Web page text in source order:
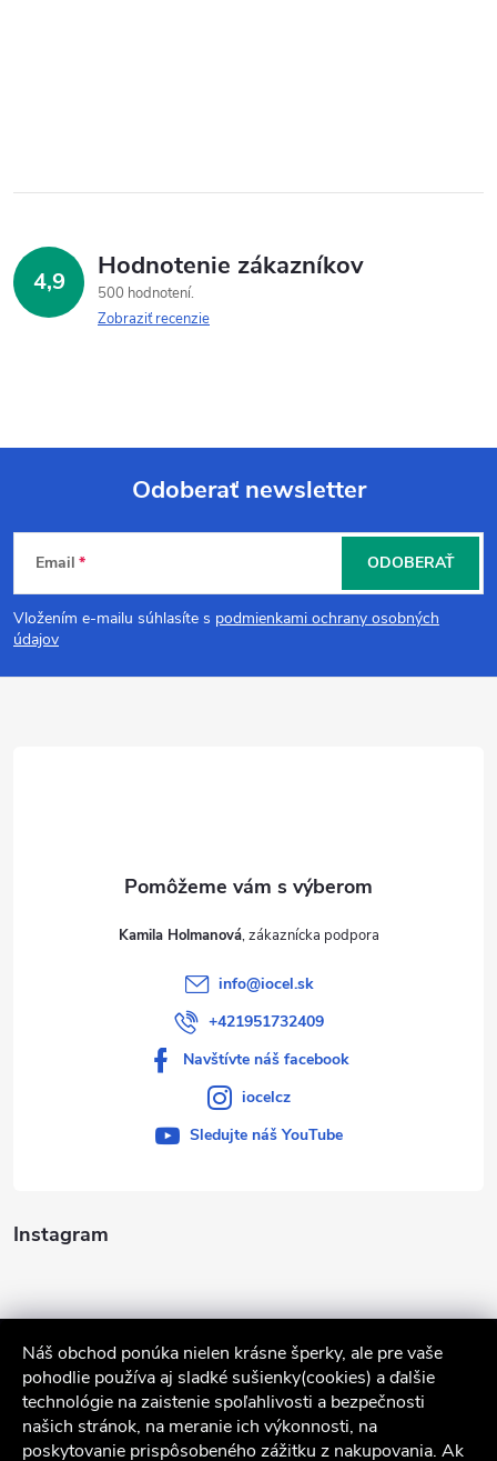
Náš obchod ponúka nielen krásne šperky, ale pre vaše
pohodlie používa aj sladké sušienky(cookies) a ďalšie
technológie na zaistenie spoľahlivosti a bezpečnosti
našich stránok, na meranie ich výkonnosti, na
poskytovanie prispôsobeného zážitku z nakupovania. Ak
4,9 Hodnotenie zákazníkov
500 hodnotení
Zobraziť recenzie
Z
á
p
Odoberať newsletter
Email
Vložením e-mailu súhlasíte s podmienkami ochrany osobných
údajov
ODOBERAŤ
Instagram
Kamila Holmanová
info@iocel.sk
+421951732409
Navštívte náš facebook
iocelcz
Sledujte náš YouTube